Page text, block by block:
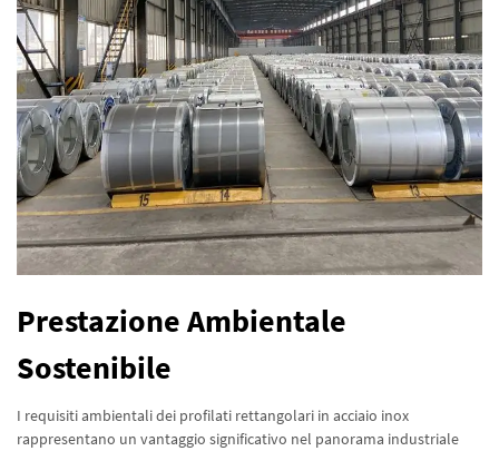
Prestazione Ambientale
Sostenibile
I requisiti ambientali dei profilati rettangolari in acciaio inox
rappresentano un vantaggio significativo nel panorama industriale